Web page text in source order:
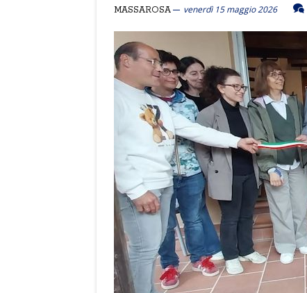
MASSAROSA venerdì 15 maggio 2026